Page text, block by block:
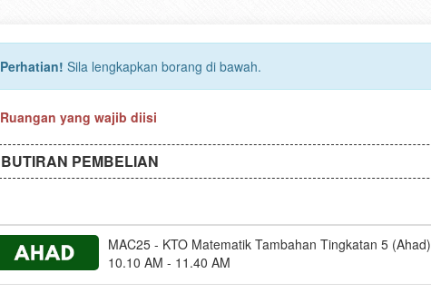
Perhatian! Sila lengkapkan borang di bawah.
Ruangan yang wajib diisi
BUTIRAN PEMBELIAN
MAC25 - KTO Matematik Tambahan Tingkatan 5 (Ahad)
10.10 AM - 11.40 AM